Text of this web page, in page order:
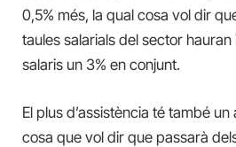
0,5% més, la qual cosa vol dir
taules salarials del sector
salaris un 3% en conjunt.
El plus d’assistència té també un
cosa que vol dir que passarà